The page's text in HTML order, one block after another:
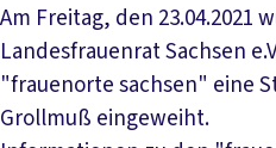
Am Freitag, den 23.04.2021
Landesfrauenrat Sachsen
"frauenorte sachsen" eine
Grollmuß eingeweiht.